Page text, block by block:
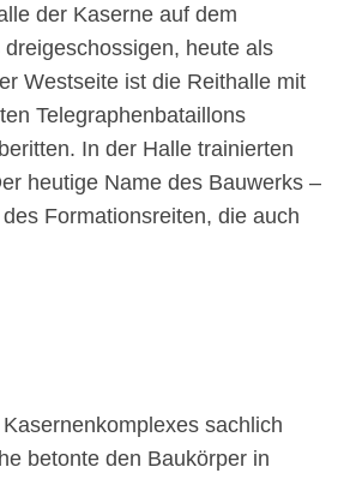
der Kaserne auf dem
heute als
Westseite ist die Reithalle mit
Telegraphenbataillons
In der Halle trainierten
heutige Name des Bauwerks –
Formationsreiten, die auch
sachlich
betonte den Baukörper in